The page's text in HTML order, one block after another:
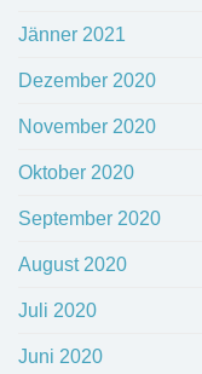
Jänner 2021
Dezember 2020
November 2020
Oktober 2020
September 2020
August 2020
Juli 2020
Juni 2020